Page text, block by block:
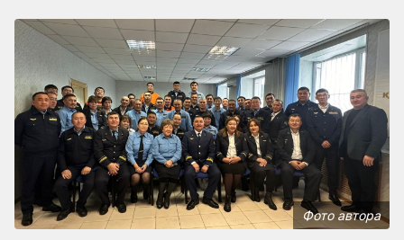
Фото автора